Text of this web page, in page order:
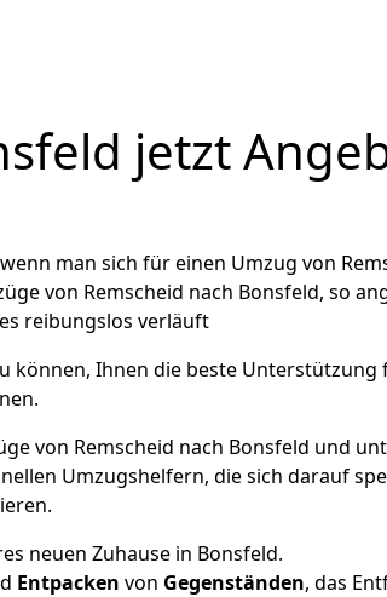
jetzt
man sich für einen Umzug von
von Remscheid nach Bonsfeld, so
reibungslos verläuft
können, Ihnen die beste Unterstützung
von Remscheid nach Bonsfeld und
Umzugshelfern, die sich darauf
neuen Zuhause in Bonsfeld.
Entpacken von Gegenständen, das